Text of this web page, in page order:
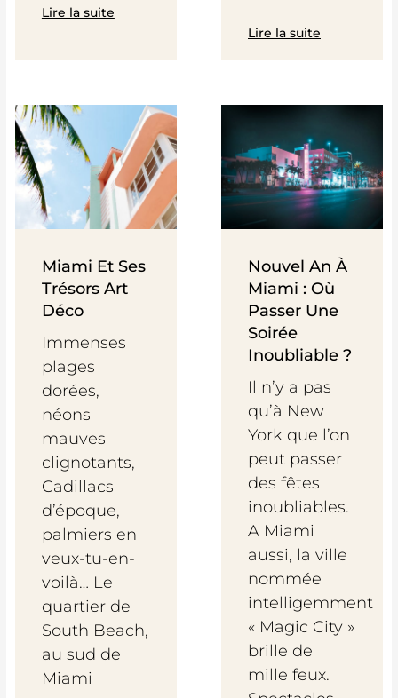
Lire la suite
Lire la suite
Miami Et Ses
Trésors Art
Déco
Immenses
plages
dorées,
néons
mauves
clignotants,
Cadillacs
d’époque,
palmiers en
veux-tu-en-
voilà… Le
quartier de
South Beach,
au sud de
Miami
Nouvel An À
Miami : Où
Passer Une
Soirée
Inoubliable ?
Il n’y a pas
qu’à New
York que l’on
peut passer
des fêtes
inoubliables.
A Miami
aussi, la ville
nommée
intelligemment
« Magic City »
brille de
mille feux.